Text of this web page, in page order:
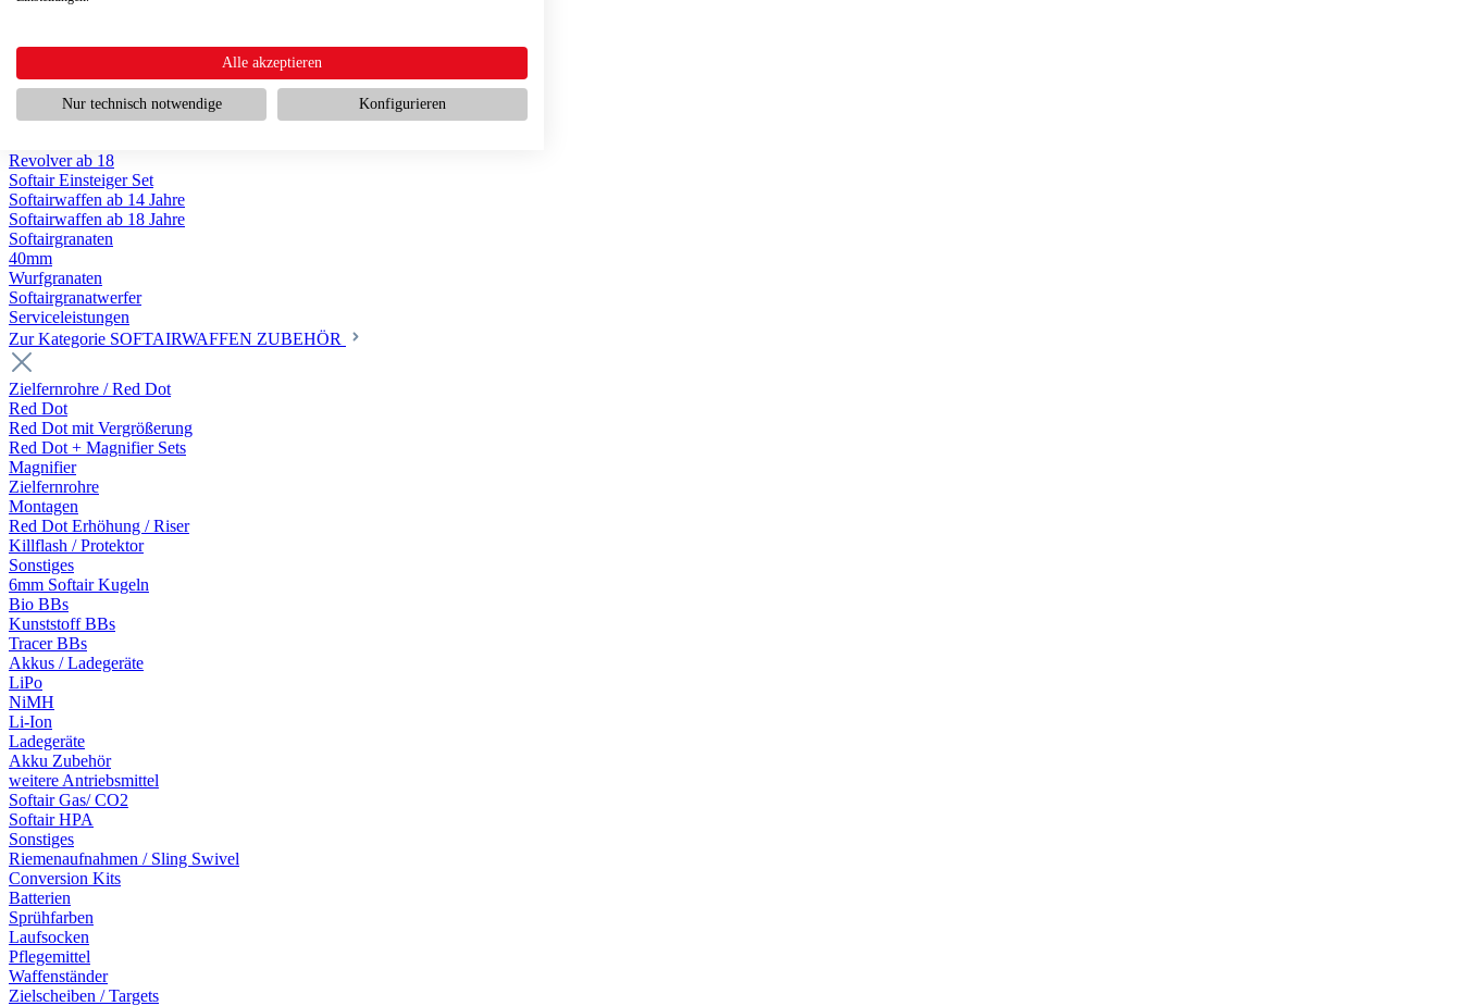
Scharfschützengewehr ab 18
Softair Pistolen
Softair Pistolen elektrisch ab 14
Softair Pistolen Federdruck ab 14
Softair Pistolen HPA Luftdruck ab 18
Revolver ab 18
Softair Einsteiger Set
Softairwaffen ab 14 Jahre
Softairwaffen ab 18 Jahre
Softairgranaten
40mm
Wurfgranaten
Softairgranatwerfer
Serviceleistungen
Zur Kategorie SOFTAIRWAFFEN ZUBEHÖR
Zielfernrohre / Red Dot
Red Dot
Red Dot mit Vergrößerung
Red Dot + Magnifier Sets
Magnifier
Zielfernrohre
Montagen
Red Dot Erhöhung / Riser
Killflash / Protektor
Sonstiges
6mm Softair Kugeln
Bio BBs
Kunststoff BBs
Tracer BBs
Akkus / Ladegeräte
LiPo
NiMH
Li-Ion
Ladegeräte
Akku Zubehör
weitere Antriebsmittel
Softair Gas/ CO2
Softair HPA
Sonstiges
Riemenaufnahmen / Sling Swivel
Conversion Kits
Batterien
Sprühfarben
Laufsocken
Pflegemittel
Waffenständer
Zielscheiben / Targets
Alle akzeptieren
Nur technisch notwendige Konfigurieren